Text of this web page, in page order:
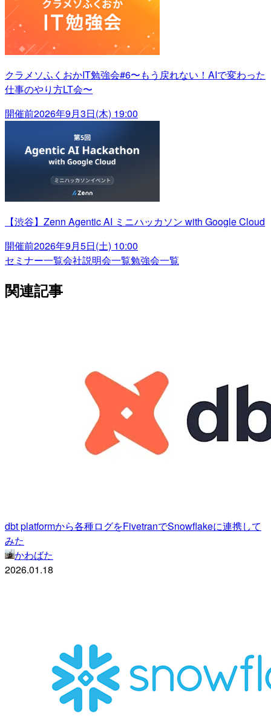
クラメソふくおかIT勉強会#6〜もう戻れない！AIで変わった
仕事のやり方LT会〜
開催前2026年9月3日(木) 19:00
【渋谷】Zenn Agentic AI ミニハッカソン with Google Cloud
開催前2026年9月5日(土) 10:00
セミナー一覧会社説明会一覧勉強会一覧
関連記事
dbt platformから各種ログをFivetranでSnowflakeに連携して
みた
かわばた
2026.01.18